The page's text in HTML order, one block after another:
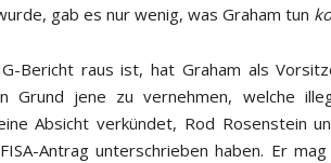
gab es nur wenig, was Graham tun
Bericht raus ist, hat Graham als
Grund jene zu vernehmen, welche
Absicht verkündet, Rod Rosenstein
Antrag unterschrieben haben. Er